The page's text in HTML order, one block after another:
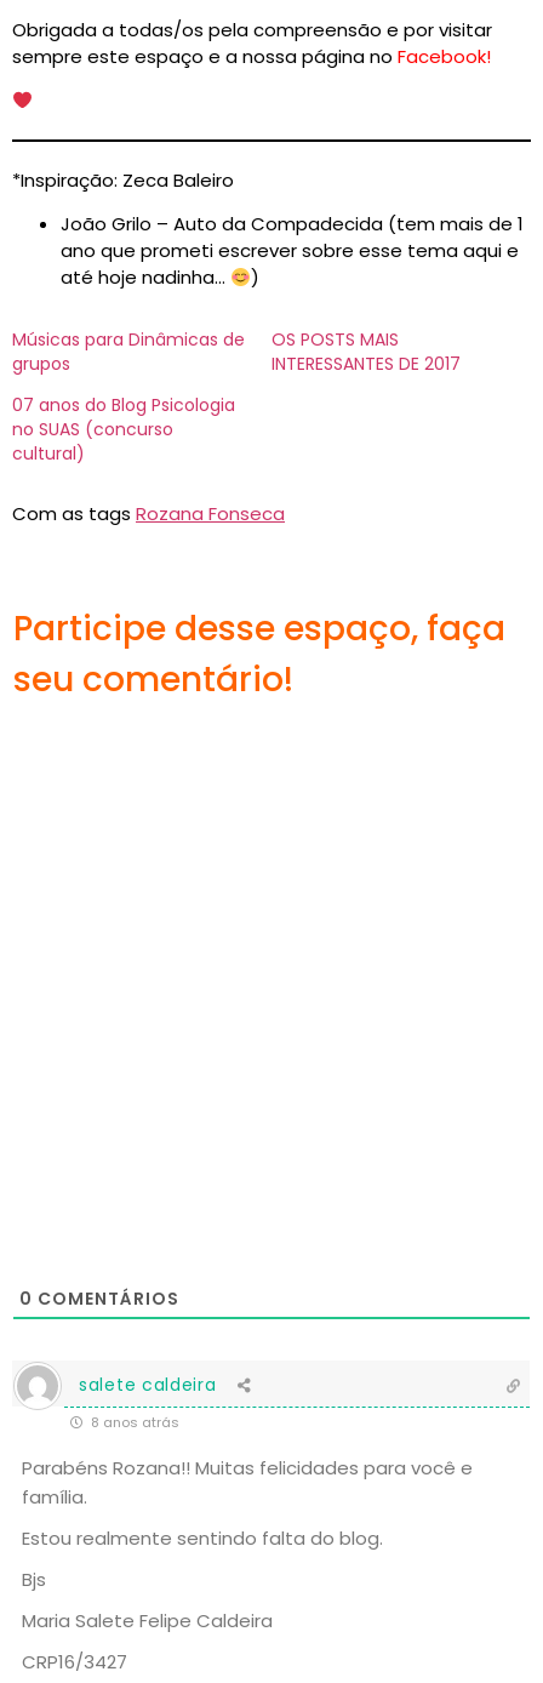
Obrigada a todas/os pela compreensão e por visitar
sempre este espaço e a nossa página no Facebook!
*Inspiração: Zeca Baleiro
João Grilo – Auto da Compadecida (tem mais de 1
ano que prometi escrever sobre esse tema aqui e
até hoje nadinha…
)
Músicas para Dinâmicas de
grupos
OS POSTS MAIS
INTERESSANTES DE 2017
07 anos do Blog Psicologia
no SUAS (concurso
cultural)
Com as tags Rozana Fonseca
Participe desse espaço, faça
seu comentário!
0 COMENTÁRIOS
salete caldeira
8 anos atrás
Parabéns Rozana!! Muitas felicidades para você e
família.
Estou realmente sentindo falta do blog.
Bjs
Maria Salete Felipe Caldeira
CRP16/3427